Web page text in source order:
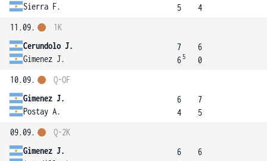
Sierra F.
5
4
11.09.
Cerundolo J.
Gimenez J.
1K
7
6 5
6
0
10.09.
Gimenez J.
Postay A.
Q-OF
6
4
7
5
09.09.
Gimenez J.
Q-2K
6
6